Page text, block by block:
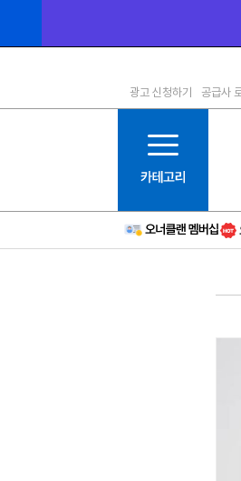
1등급
6등급
11등급
12등급
15등급
16등급
광고 신청하기 공급사